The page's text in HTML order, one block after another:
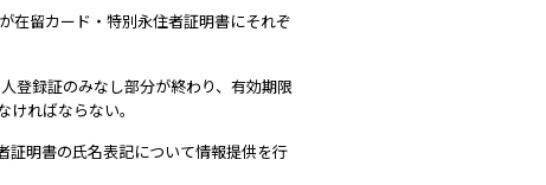
在留カード・特別永住者証明書にそれぞ
登録証のみなし部分が終わり、有効期限
ればならない。
証明書の氏名表記について情報提供を行